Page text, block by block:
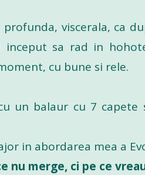
viscerala, ca
sa rad in
cu bune si rele.
un balaur cu 7
in abordarea mea a
nu merge, ci pe ce